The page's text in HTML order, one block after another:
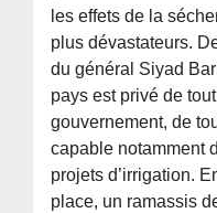
les effets de la
plus dévastateurs.
du général Siyad
pays est privé de tout
gouvernement, de
capable notamment
projets d’irrigation.
place, un ramassis